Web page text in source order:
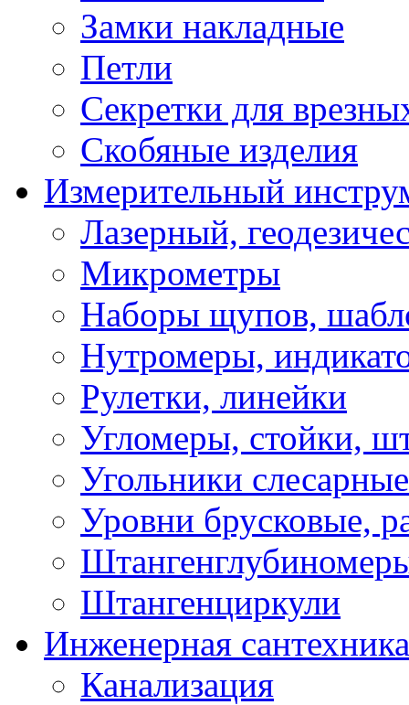
Замки накладные
Петли
Секретки для
Скобяные изделия
Измерительный
Лазерный,
Микрометры
Наборы щупов,
Нутромеры,
Рулетки, линейки
Угломеры, стойки,
Угольники слесарные
Уровни брусковые,
Штангенциркули
Инженерная сантехника
Канализация